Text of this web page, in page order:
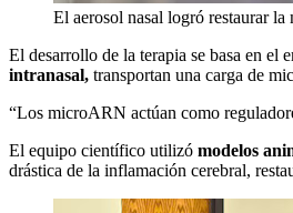
El aerosol nasal logró restaurar
El desarrollo de la terapia se basa en el
intranasal, transportan una carga de
“Los microARN actúan como
El equipo científico utilizó modelos
drástica de la inflamación cerebral,